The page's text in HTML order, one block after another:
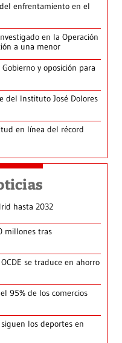
enfrentamiento en el
en la Operación
a una menor
y oposición para
del Instituto José Dolores
en línea del récord
hasta 2032
millones tras
se traduce en ahorro
95% de los comercios
los deportes en